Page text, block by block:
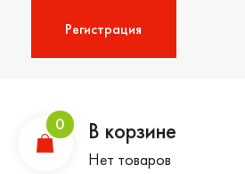
Регистрация
0 В корзине
Нет товаров